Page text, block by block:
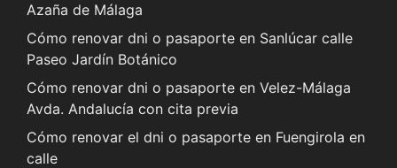
Azaña de Málaga
Cómo renovar dni o pasaporte en Sanlúcar calle
Paseo Jardín Botánico
Cómo renovar dni o pasaporte en Velez-Málaga
Avda. Andalucía con cita previa
Cómo renovar el dni o pasaporte en Fuengirola en
calle